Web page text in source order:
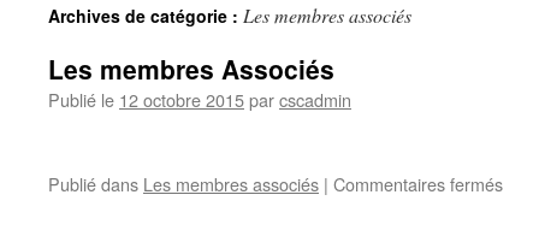
Archives de catégorie : Les membres associés
Les membres Associés
Publié le 12 octobre 2015parcscadmin
Publié dans Les membres associés | Commentaires ferméssur